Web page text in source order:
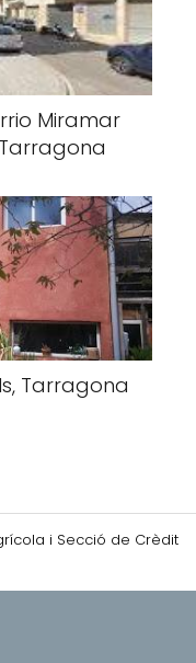
Miramar
Tarragona
i Secció de Crèdit